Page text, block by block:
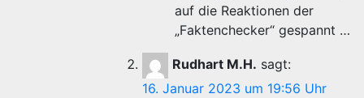
auf die Reaktionen der
„Faktenchecker“ gespannt …
Rudhart M.H. sagt:
16. Januar 2023 um 19:56 Uhr